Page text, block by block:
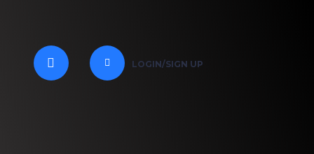
LOGIN/SIGN UP